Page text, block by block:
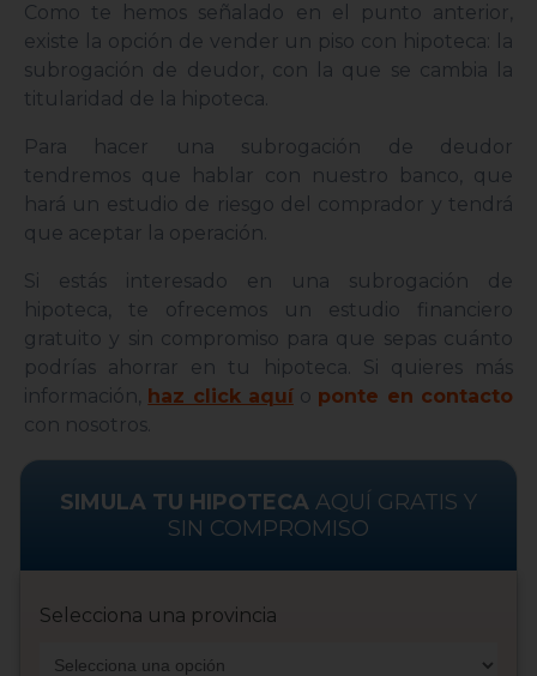
Como te hemos señalado en el punto anterior,
existe la opción de vender un piso con hipoteca: la
subrogación de deudor, con la que se cambia la
titularidad de la hipoteca.
Para hacer una subrogación de deudor
tendremos que hablar con nuestro banco, que
hará un estudio de riesgo del comprador y tendrá
que aceptar la operación.
Si estás interesado en una subrogación de
hipoteca, te ofrecemos un estudio financiero
gratuito y sin compromiso para que sepas cuánto
podrías ahorrar en tu hipoteca. Si quieres más
información, haz click aquío ponte en contacto
con nosotros.
SIMULA TU HIPOTECA AQUÍ GRATIS Y
SIN COMPROMISO
Selecciona una provincia